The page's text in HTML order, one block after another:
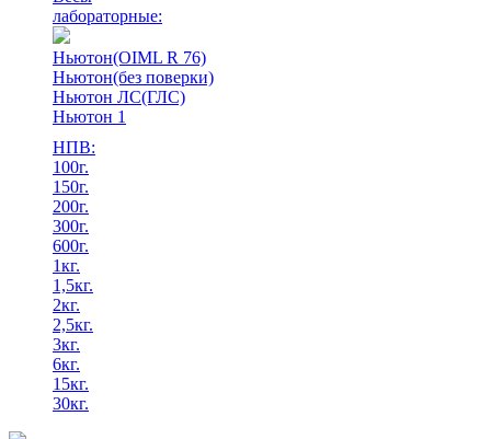
лабораторные:
Ньютон(OIML R 76)
Ньютон(без поверки)
Ньютон ЛС(ГЛС)
Ньютон 1
НПВ:
100г.
150г.
200г.
300г.
600г.
1кг.
1,5кг.
2кг.
2,5кг.
3кг.
6кг.
15кг.
30кг.